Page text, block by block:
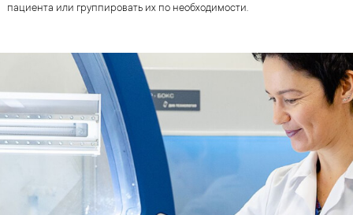
пациента или группировать их по необходимости.